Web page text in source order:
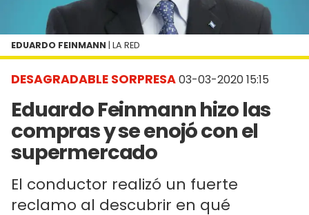
DESAGRADABLE SORPRESA03-03-2020 15:15
Eduardo Feinmann hizo las
compras y se enojó con el
supermercado
El conductor realizó un fuerte
reclamo al descubrir en qué
EDUARDO FEINMANN | LA RED